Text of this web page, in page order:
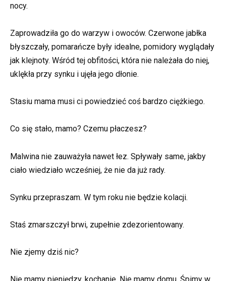
nocy.
Zaprowadziła go do warzyw i owoców. Czerwone jabłka
błyszczały, pomarańcze były idealne, pomidory wyglądały
jak klejnoty. Wśród tej obfitości, która nie należała do niej,
uklękła przy synku i ujęła jego dłonie.
Stasiu mama musi ci powiedzieć coś bardzo ciężkiego.
Co się stało, mamo? Czemu płaczesz?
Malwina nie zauważyła nawet łez. Spływały same, jakby
ciało wiedziało wcześniej, że nie da już rady.
Synku przepraszam. W tym roku nie będzie kolacji.
Staś zmarszczył brwi, zupełnie zdezorientowany.
Nie zjemy dziś nic?